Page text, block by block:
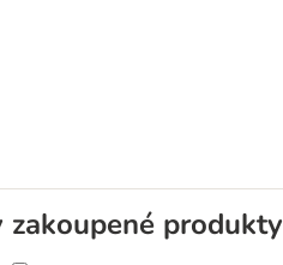
zakoupené produkty